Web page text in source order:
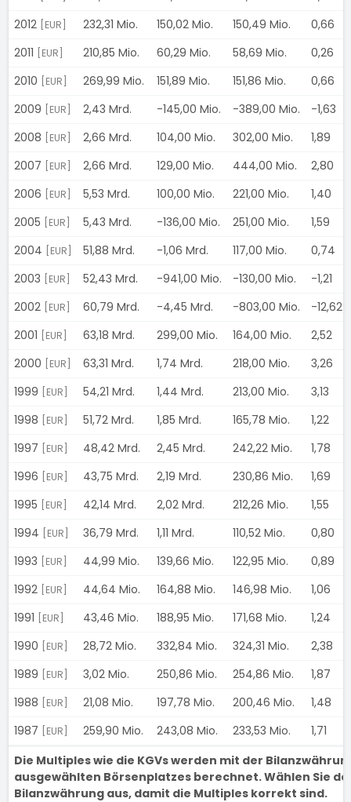
2012
[EUR] 232,31 Mio. 150,02 Mio. 150,49 Mio.
0,66
2011
[EUR] 210,85 Mio. 60,29 Mio. 58,69 Mio.
0,26
2010
[EUR] 269,99 Mio. 151,89 Mio. 151,86 Mio.
0,66
2009
[EUR] 2,43 Mrd. -145,00 Mio. -389,00 Mio.
-1,63
2008
[EUR] 2,66 Mrd. 104,00 Mio. 302,00 Mio.
1,89
2007
[EUR] 2,66 Mrd. 129,00 Mio. 444,00 Mio.
2,80
2006
[EUR] 5,53 Mrd. 100,00 Mio. 221,00 Mio.
1,40
2005
[EUR] 5,43 Mrd. -136,00 Mio. 251,00 Mio.
1,59
2004
[EUR] 51,88 Mrd. -1,06 Mrd. 117,00 Mio.
0,74
2003
[EUR] 52,43 Mrd. -941,00 Mio. -130,00 Mio.
-1,21
2002
[EUR] 60,79 Mrd. -4,45 Mrd. -803,00 Mio.
-12,62
2001
[EUR] 63,18 Mrd. 299,00 Mio. 164,00 Mio.
2,52
2000
[EUR] 63,31 Mrd. 1,74 Mrd. 218,00 Mio.
3,26
1999
[EUR] 54,21 Mrd. 1,44 Mrd. 213,00 Mio.
3,13
1998
[EUR] 51,72 Mrd. 1,85 Mrd. 165,78 Mio.
1,22
1997
[EUR] 48,42 Mrd. 2,45 Mrd. 242,22 Mio.
1,78
1996
[EUR] 43,75 Mrd. 2,19 Mrd. 230,86 Mio.
1,69
1995
[EUR] 42,14 Mrd. 2,02 Mrd. 212,26 Mio.
1,55
1994
[EUR] 36,79 Mrd. 1,11 Mrd. 110,52 Mio.
0,80
1993
[EUR] 44,99 Mio. 139,66 Mio. 122,95 Mio.
0,89
1992
[EUR] 44,64 Mio. 164,88 Mio. 146,98 Mio.
1,06
1991
[EUR] 43,46 Mio. 188,95 Mio. 171,68 Mio.
1,24
1990
[EUR] 28,72 Mio. 332,84 Mio. 324,31 Mio.
2,38
1989
[EUR] 3,02 Mio. 250,86 Mio. 254,86 Mio.
1,87
1988
[EUR] 21,08 Mio. 197,78 Mio. 200,46 Mio.
1,48
1987
[EUR] 259,90 Mio. 243,08 Mio. 233,53 Mio.
1,71
Die Multiples wie die KGVs werden mit der
ausgewählten Börsenplatzes berechnet. Wählen Sie
Bilanzwährung aus, damit die Multiples korrekt sind.